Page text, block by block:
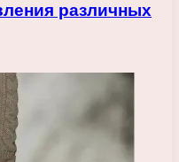
различных